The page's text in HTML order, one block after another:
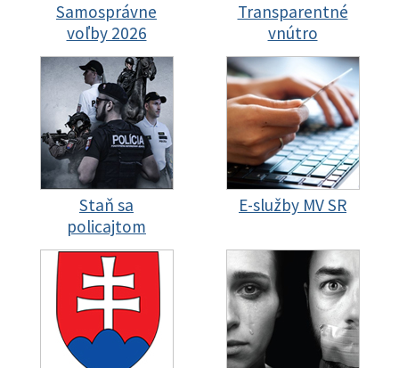
Samosprávne
voľby 2026
Transparentné
vnútro
Staň sa
policajtom
E-služby MV SR